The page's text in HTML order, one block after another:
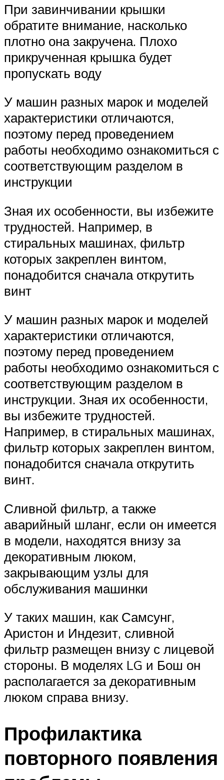
При завинчивании крышки
обратите внимание, насколько
плотно она закручена. Плохо
прикрученная крышка будет
пропускать воду
У машин разных марок и моделей
характеристики отличаются,
поэтому перед проведением
работы необходимо ознакомиться с
соответствующим разделом в
инструкции
Зная их особенности, вы избежите
трудностей. Например, в
стиральных машинах, фильтр
которых закреплен винтом,
понадобится сначала открутить
винт
У машин разных марок и моделей
характеристики отличаются,
поэтому перед проведением
работы необходимо ознакомиться с
соответствующим разделом в
инструкции. Зная их особенности,
вы избежите трудностей.
Например, в стиральных машинах,
фильтр которых закреплен винтом,
понадобится сначала открутить
винт.
Сливной фильтр, а также
аварийный шланг, если он имеется
в модели, находятся внизу за
декоративным люком,
закрывающим узлы для
обслуживания машинки
У таких машин, как Самсунг,
Аристон и Индезит, сливной
фильтр размещен внизу с лицевой
стороны. В моделях LG и Бош он
располагается за декоративным
люком справа внизу.
Профилактика
повторного появления